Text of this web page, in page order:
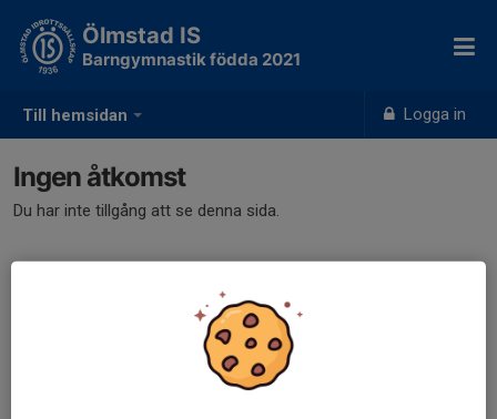
Till hemsidan Logga in
Ölmstad IS
Barngymnastik födda 2021
Ingen åtkomst
Du har inte tillgång att se denna sida.